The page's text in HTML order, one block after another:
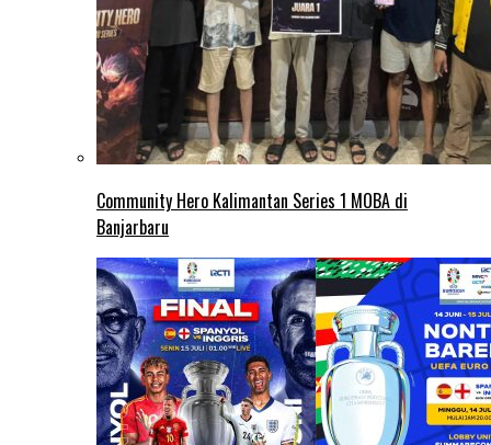
Community Hero Kalimantan Series 1 MOBA di
Banjarbaru